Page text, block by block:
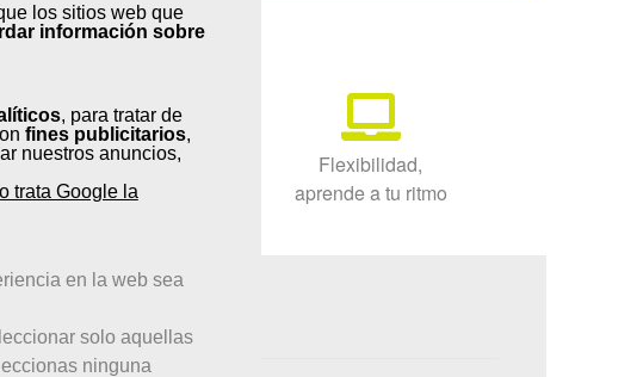
los sitios web que
información sobre
, para tratar de
fines publicitarios,
nuestros anuncios,
trata Google la
en la web sea
solo aquellas
ninguna
curso?
de prácticas
Flexibilidad,
aprende a tu ritmo